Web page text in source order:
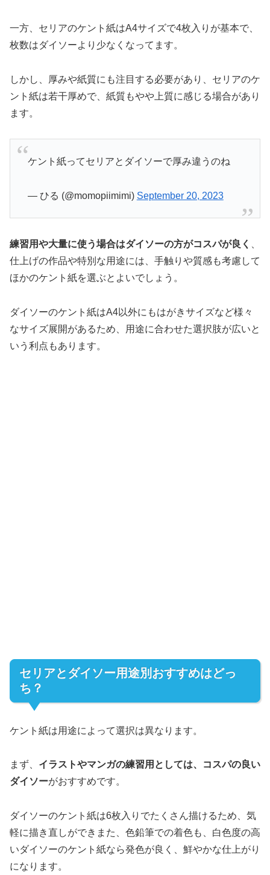
一方、セリアのケント紙はA4サイズで4枚入りが基本で、
枚数はダイソーより少なくなってます。
しかし、厚みや紙質にも注目する必要があり、セリアのケ
ント紙は若干厚めで、紙質もやや上質に感じる場合があり
ます。
ケント紙ってセリアとダイソーで厚み違うのね
— ひる (@momopiimimi) September 20, 2023
練習用や大量に使う場合はダイソーの方がコスパが良く
仕上げの作品や特別な用途には、手触りや質感も考慮して
ほかのケント紙を選ぶとよいでしょう。
ダイソーのケント紙はA4以外にもはがきサイズなど様々
なサイズ展開があるため、用途に合わせた選択肢が広いと
いう利点もあります。
セリアとダイソー用途別おすすめはどっ
ち？
ケント紙は用途によって選択は異なります。
まず、 イラストやマンガの練習用としては、コスパの良い
ダイソーがおすすめです。
ダイソーのケント紙は6枚入りでたくさん描けるため、気
軽に描き直しができまた、色鉛筆での着色も、白色度の高
いダイソーのケント紙なら発色が良く、鮮やかな仕上がり
になります。